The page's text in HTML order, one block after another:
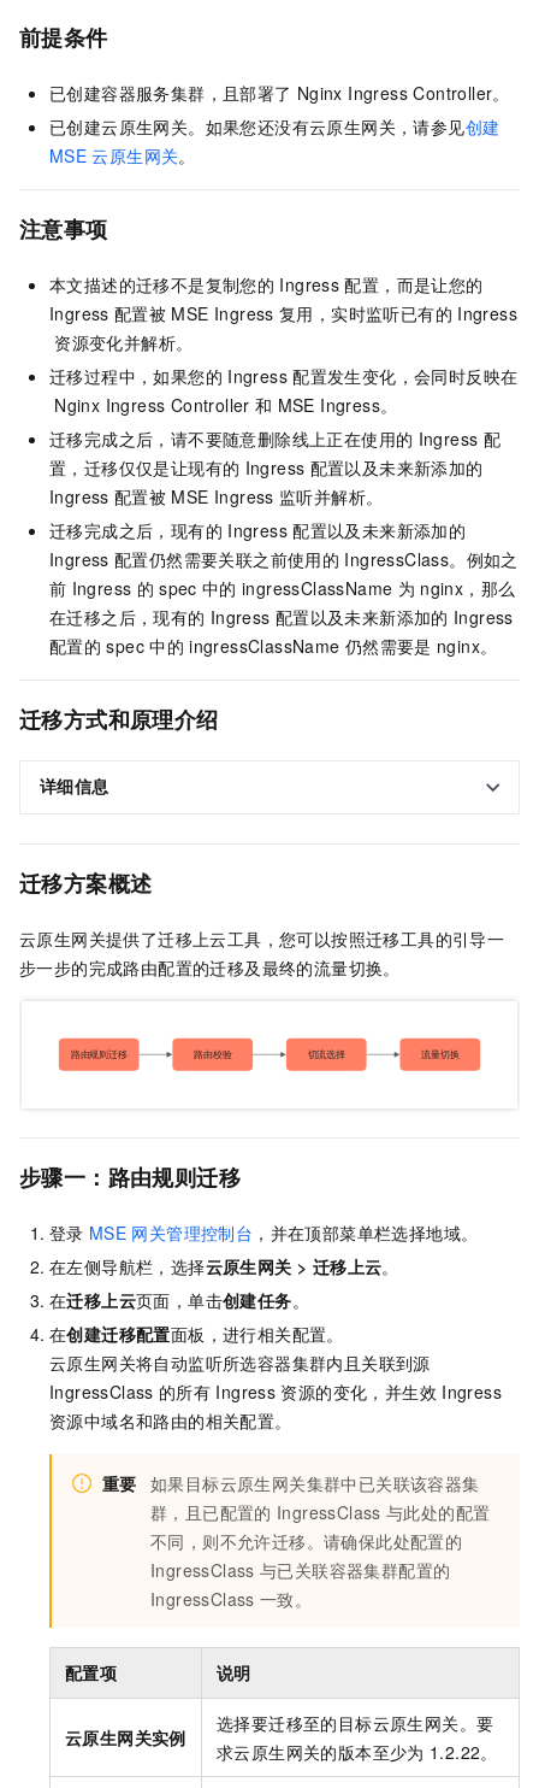
前提条件
已创建容器服务集群，且部署了 Nginx Ingress Controller。
已创建云原生网关。如果您还没有云原生网关，请参见创建
MSE 云原生网关。
注意事项
本文描述的迁移不是复制您的 Ingress 配置，而是让您的
Ingress 配置被 MSE Ingress 复用，实时监听已有的 Ingress
资源变化并解析。
迁移过程中，如果您的 Ingress 配置发生变化，会同时反映在
Nginx Ingress Controller 和 MSE Ingress。
迁移完成之后，请不要随意删除线上正在使用的 Ingress 配
置，迁移仅仅是让现有的 Ingress 配置以及未来新添加的
Ingress 配置被 MSE Ingress 监听并解析。
迁移完成之后，现有的 Ingress 配置以及未来新添加的
Ingress 配置仍然需要关联之前使用的 IngressClass。例如之
前 Ingress 的 spec 中的 ingressClassName 为 nginx，那么
在迁移之后，现有的 Ingress 配置以及未来新添加的 Ingress
配置的 spec 中的 ingressClassName 仍然需要是 nginx。
迁移方式和原理介绍
详细信息
迁移方案概述
云原生网关提供了迁移上云工具，您可以按照迁移工具的引导一
步一步的完成路由配置的迁移及最终的流量切换。
步骤一：路由规则迁移
登录 MSE 网关管理控制台 ，并在顶部菜单栏选择地域。
在左侧导航栏，选择云原生网关 > 迁移上云。
在迁移上云页面，单击创建任务。
在创建迁移配置面板，进行相关配置。
云原生网关将自动监听所选容器集群内且关联到源
IngressClass 的所有 Ingress 资源的变化，并生效 Ingress
资源中域名和路由的相关配置。
重要 如果目标云原生网关集群中已关联该容器集
群，且已配置的 IngressClass 与此处的配置
不同，则不允许迁移。请确保此处配置的
IngressClass 与已关联容器集群配置的
IngressClass 一致。
配置项 说明
云原生网关实例
选择要迁移至的目标云原生网关。要
求云原生网关的版本至少为 1.2.22。